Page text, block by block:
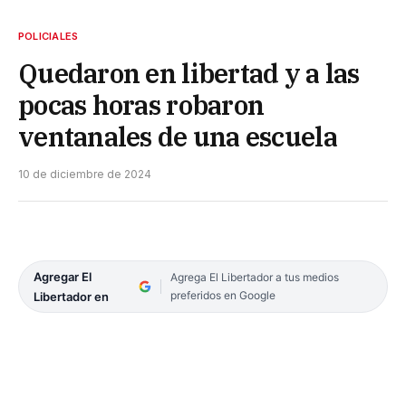
POLICIALES
Quedaron en libertad y a las
pocas horas robaron
ventanales de una escuela
10 de diciembre de 2024
Agregar El
Libertador en
Agrega El Libertador a tus medios
preferidos en Google